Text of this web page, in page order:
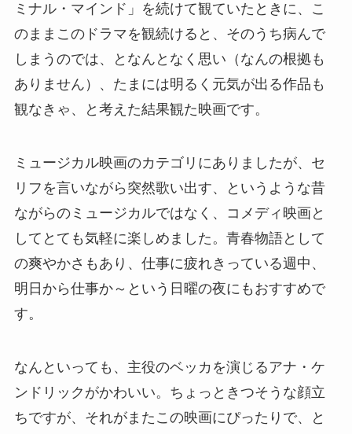
ミナル・マインド」を続けて観ていたときに、こ
のままこのドラマを観続けると、そのうち病んで
しまうのでは、となんとなく思い（なんの根拠も
ありません）、たまには明るく元気が出る作品も
観なきゃ、と考えた結果観た映画です。
ミュージカル映画のカテゴリにありましたが、セ
リフを言いながら突然歌い出す、というような昔
ながらのミュージカルではなく、コメディ映画と
してとても気軽に楽しめました。青春物語として
の爽やかさもあり、仕事に疲れきっている週中、
明日から仕事か～という日曜の夜にもおすすめで
す。
なんといっても、主役のベッカを演じるアナ・ケ
ンドリックがかわいい。ちょっときつそうな顔立
ちですが、それがまたこの映画にぴったりで、と